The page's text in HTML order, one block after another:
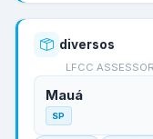
diversos
LFCC
Mauá
SP